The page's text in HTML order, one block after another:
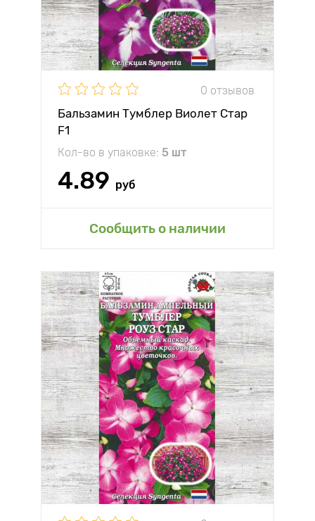
0 отзывов
Бальзамин Тумблер Виолет Стар
F1
Кол-во в упаковке: 5 шт
4.89 руб
Сообщить о наличии